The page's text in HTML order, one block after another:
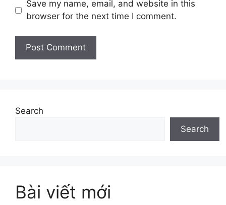
Save my name, email, and website in this
browser for the next time I comment.
Search
Search
Bài viết mới